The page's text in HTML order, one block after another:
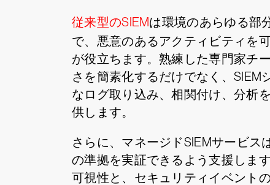
従来型のSIEMは環境のあらゆる部
で、悪意のあるアクティビティを
が役立ちます。熟練した専門家チ
さを簡素化するだけでなく、
なログ取り込み、相関付け、分析
供します。
さらに、マネージドSIEMサービ
の準拠を実証できるよう支援しま
可視性と、セキュリティイベント